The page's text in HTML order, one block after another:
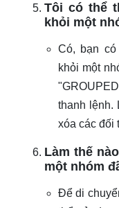
Tôi có thể
khỏi một
Có, bạn
khỏi một
thanh lệnh.
xóa các đối
Làm thế
một nhóm
Để di